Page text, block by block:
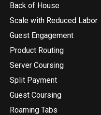
Back of House
Scale with Reduced Labor
Guest Engagement
Product Routing
Server Coursing
Split Payment
Guest Coursing
Roaming Tabs